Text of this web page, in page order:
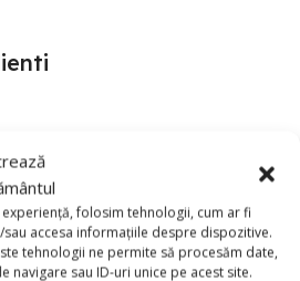
folosim tehnologii, cum ar fi
accesa informațiile despre dispozitive.
tehnologii ne permite să procesăm date,
navigare sau ID-uri unice pe acest site.